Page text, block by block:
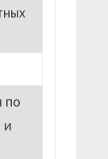
по
и